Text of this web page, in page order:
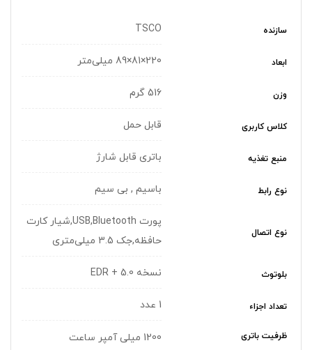
سازنده TSCO
ابعاد 220×81×89 میلی‌متر
وزن 516 گرم
کلاس کاربری قابل حمل
منبع تغذیه باتری قابل شارژ
نوع رابط باسیم , بی سیم
نوع اتصال
پورت USB,Bluetooth,شیار کارت
حافظه,جک 3.5 میلی‌متری
بلوتوث نسخه 5.0 + EDR
تعداد اجزاء 1 عدد
ظرفیت باتری 1200 میلی آمپر ساعت